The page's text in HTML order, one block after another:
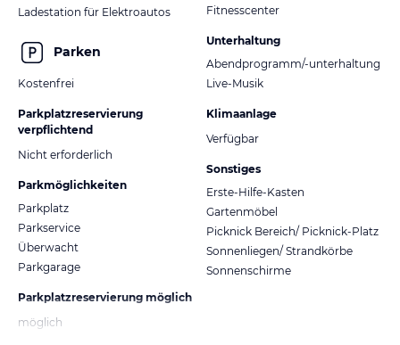
Ladestation für Elektroautos
Parken
Kostenfrei
Parkplatzreservierung
verpflichtend
Nicht erforderlich
Parkmöglichkeiten
Parkplatz
Parkservice
Überwacht
Parkgarage
Parkplatzreservierung möglich
möglich
Fitnesscenter
Unterhaltung
Abendprogramm/-unterhaltung
Live-Musik
Klimaanlage
Verfügbar
Sonstiges
Erste-Hilfe-Kasten
Gartenmöbel
Picknick Bereich/ Picknick-Platz
Sonnenliegen/ Strandkörbe
Sonnenschirme